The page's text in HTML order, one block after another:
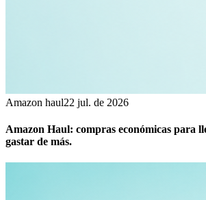
Amazon haul22 jul. de 2026
Amazon Haul: compras económicas para
gastar de más.